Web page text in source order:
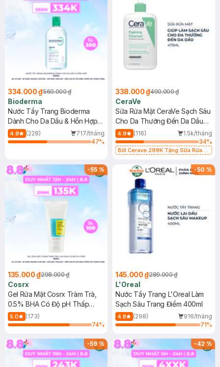
334.000 ₫560.000 ₫
Bioderma
Nước Tẩy Trang Bioderma
Dành Cho Da Dầu & Hỗn Hợp
500ml
4.9 (228)
717/tháng
47%
338.000 ₫490.000 ₫
CeraVe
Sữa Rửa Mặt CeraVe Sạch Sâu
Cho Da Thường Đến Da Dầu
473ml
4.9 (116)
1.5k/tháng
34%
Bill Cerave 299K Tặng Sữa Rửa
-55%
135.000 ₫298.000 ₫
Cosrx
Gel Rửa Mặt Cosrx Tràm Trà,
0.5% BHA Có Độ pH Thấp
150ml
5.0
(173)
74%
-50 %
145.000 ₫289.000 ₫
L'Oreal
Nước Tẩy Trang L'Oreal Làm
Sạch Sâu Trang Điểm 400ml
4.8 (298)
916/tháng
71%
-59% -42%